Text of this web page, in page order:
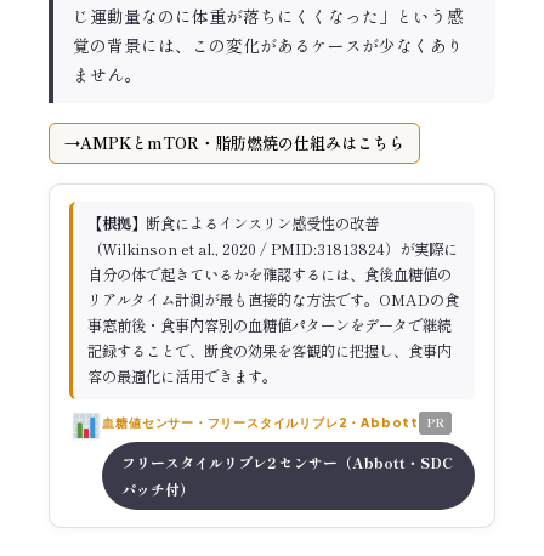
じ運動量なのに体重が落ちにくくなった」という感
覚の背景には、この変化があるケースが少なくあり
ません。
AMPKとmTOR・脂肪燃焼の仕組みはこちら
【根拠】 断食によるインスリン感受性の改善
（Wilkinson et al., 2020 / PMID:31813824）が実際に
自分の体で起きているかを確認するには、食後血糖値の
リアルタイム計測が最も直接的な方法です。OMADの食
事窓前後・食事内容別の血糖値パターンをデータで継続
記録することで、断食の効果を客観的に把握し、食事内
容の最適化に活用できます。
血糖値センサー・フリースタイルリブレ2・Abbott PR
フリースタイルリブレ2 センサー（Abbott・SDC
パッチ付）